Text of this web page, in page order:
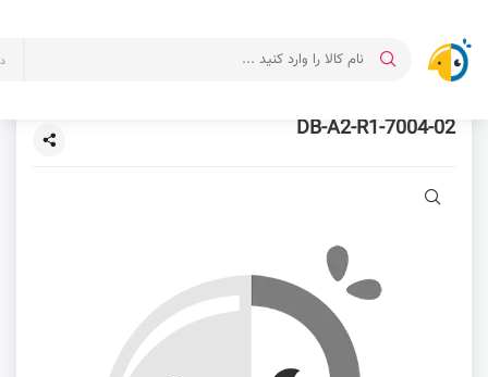
7004-02-DB-A2-R1